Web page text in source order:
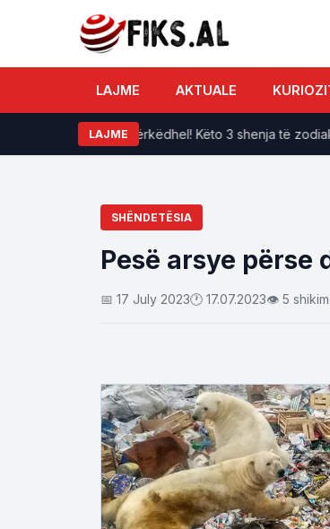
LAJME AKTUALE
LAJME
Jeta po i përkëdhel! Këto 3 shenja të
SHËNDETËSIA
Pesë arsye
📅 17 July 2023🕐 17.07.2023👁 5